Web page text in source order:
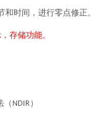
和时间，进行零点修正。
存储功能。
（ NDIR ）